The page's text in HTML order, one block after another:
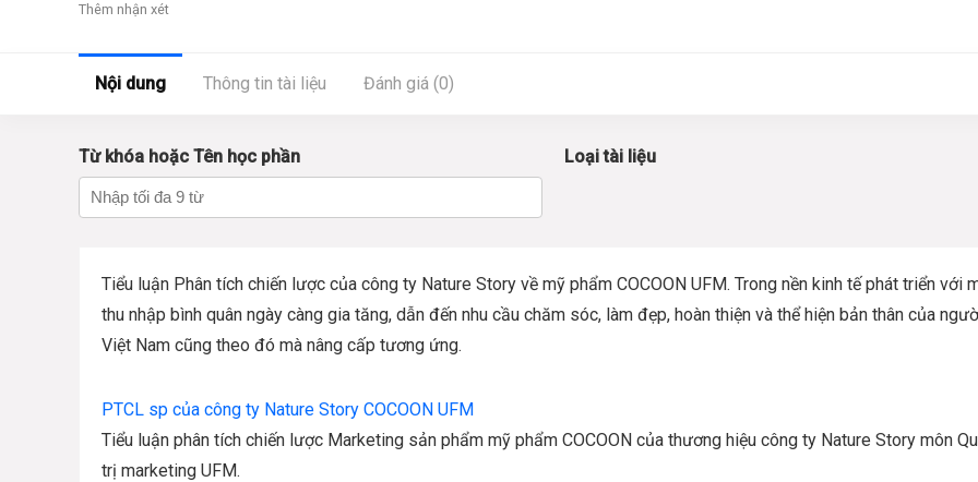
Thêm nhận xét
Nội dung Thông tin tài liệu Đánh giá (0)
Từ khóa hoặc Tên học phần Loại tài liệu
Tiểu luận Phân tích chiến lược của công ty Nature Story về mỹ phẩm COCOON UFM. Trong nền kinh tế phát triển với
thu nhập bình quân ngày càng gia tăng, dẫn đến nhu cầu chăm sóc, làm đẹp, hoàn thiện và thể hiện bản thân của
Việt Nam cũng theo đó mà nâng cấp tương ứng.
PTCL sp của công ty Nature Story COCOON UFM
Tiểu luận phân tích chiến lược Marketing sản phẩm mỹ phẩm COCOON của thương hiệu công ty Nature Story môn
trị marketing UFM.